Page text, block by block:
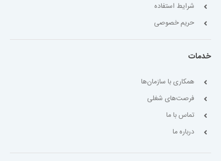
شرایط استفاده
حریم خصوصی
خدمات
همکاری با سازمان‌ها
فرصت‌های شغلی
تماس با ما
درباره ما